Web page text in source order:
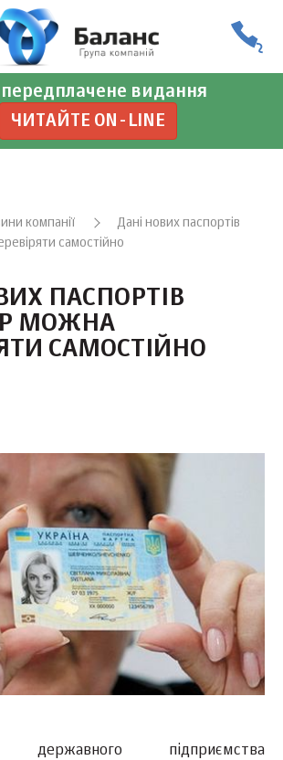
видання
ЧИТАЙТЕ ON-LINE
компанії
Дані нових паспортів
самостійно
ПАСПОРТІВ
МОЖНА
САМОСТІЙНО
підприємства